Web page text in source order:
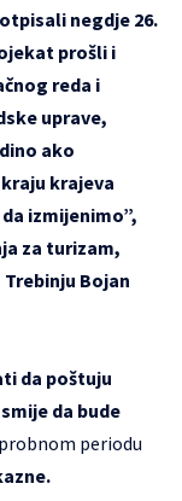
negdje 26.
prošli i
reda i
uprave,
ako
krajeva
izmijenimo”,
za turizam,
Bojan
da poštuju
da bude
periodu